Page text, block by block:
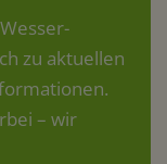
zu aktuellen
– wir